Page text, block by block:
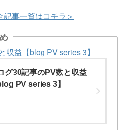
記事一覧はコチラ＞
収益【blog PV series 3】
グ30記事のPV数と収益
PV series 3】